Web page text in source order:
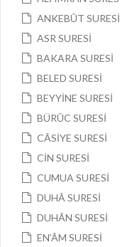
ANKEBÛT SURESİ
ASR SURESİ
BAKARA SURESİ
BELED SURESİ
BEYYİNE SURESİ
BÜRÛC SURESİ
CÂSİYE SURESİ
CİN SURESİ
CUMUA SURESİ
DUHÂ SURESİ
DUHÂN SURESİ
EN’ÂM SURESİ